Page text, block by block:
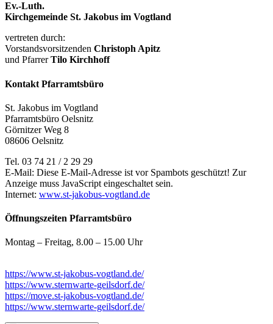
Ev.-Luth.
Kirchgemeinde St. Jakobus im Vogtland
vertreten durch:
Vorstandsvorsitzenden Christoph Apitz
und PfarrerTilo Kirchhoff
Kontakt Pfarramtsbüro
St. Jakobus im Vogtland
Pfarramtsbüro Oelsnitz
Görnitzer Weg 8
08606 Oelsnitz
Tel. 03 74 21 / 2 29 29
E-Mail: Diese E-Mail-Adresse ist vor Spambots geschützt! Zur
Anzeige muss JavaScript eingeschaltet sein.
Internet: www.st-jakobus-vogtland.de
Öffnungszeiten Pfarramtsbüro
Montag – Freitag, 8.00 – 15.00 Uhr
https://www.st-jakobus-vogtland.de/
https://www.sternwarte-geilsdorf.de/
https://move.st-jakobus-vogtland.de/
https://www.sternwarte-geilsdorf.de/